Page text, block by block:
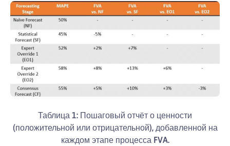
Таблица 1: Пошаговый отчёт о ценности
(положительной или отрицательной), добавленной на
каждом этапе процесса FVA.